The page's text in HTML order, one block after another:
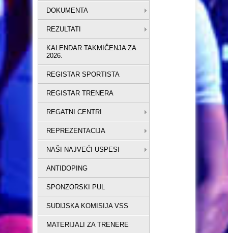
DOKUMENTA
REZULTATI
KALENDAR TAKMIČENJA ZA
2026.
REGISTAR SPORTISTA
REGISTAR TRENERA
REGATNI CENTRI
REPREZENTACIJA
NAŠI NAJVEĆI USPESI
ANTIDOPING
SPONZORSKI PUL
SUDIJSKA KOMISIJA VSS
MATERIJALI ZA TRENERE